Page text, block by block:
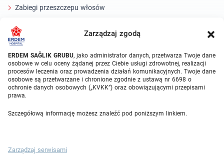
Zarządzaj zgodą
ERDEM SAĞLIK GRUBU, jako administrator danych, przetwarza Twoje dane
osobowe w celu oceny żądanej przez Ciebie usługi zdrowotnej, realizacji
procesów leczenia oraz prowadzenia działań komunikacyjnych. Twoje dane
osobowe są przetwarzane i chronione zgodnie z ustawą nr 6698 o
ochronie danych osobowych („KVKK”) oraz obowiązującymi przepisami
prawa.
Szczegółową informację możesz znaleźć pod poniższym linkiem.
Zarządzaj serwisami
Zabiegi przeszczepu włosów
Zabiegi stomatologiczne Turcja
Laserowe oko
About Erdem
O nas